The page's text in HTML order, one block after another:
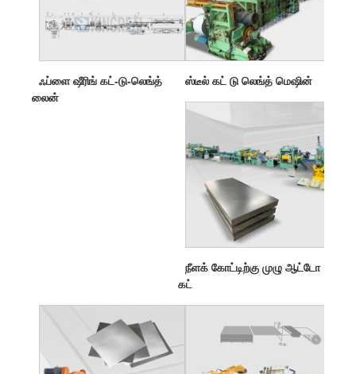
ஃப்ளை ஷீரிங் கட்-டு-லெங்த்
லைன்
ஸ்டீல் கட் டு லெங்த் மெஷின்
நீளக் கோட்டிற்கு முழு ஆட்டோ
கட்